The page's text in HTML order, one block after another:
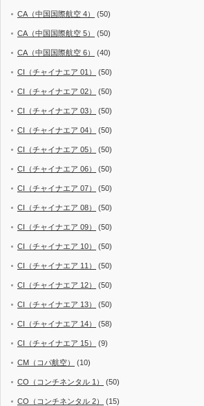
CA（中国国際航空 4） (50)
CA（中国国際航空 5） (50)
CA（中国国際航空 6） (40)
CI（チャイナエア 01） (50)
CI（チャイナエア 02） (50)
CI（チャイナエア 03） (50)
CI（チャイナエア 04） (50)
CI（チャイナエア 05） (50)
CI（チャイナエア 06） (50)
CI（チャイナエア 07） (50)
CI（チャイナエア 08） (50)
CI（チャイナエア 09） (50)
CI（チャイナエア 10） (50)
CI（チャイナエア 11） (50)
CI（チャイナエア 12） (50)
CI（チャイナエア 13） (50)
CI（チャイナエア 14） (58)
CI（チャイナエア 15） (9)
CM（コパ航空） (10)
CO（コンチネンタル 1） (50)
CO（コンチネンタル 2） (15)